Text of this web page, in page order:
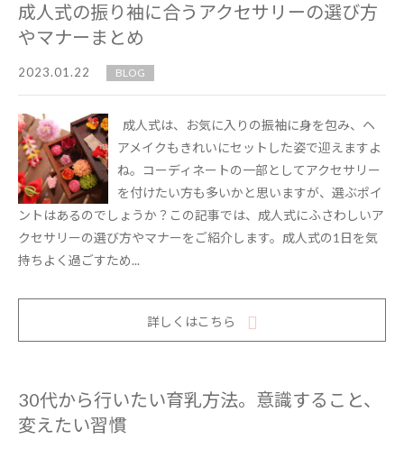
成人式の振り袖に合うアクセサリーの選び方
やマナーまとめ
2023.01.22 BLOG
成人式は、お気に入りの振袖に身を包み、ヘ
アメイクもきれいにセットした姿で迎えますよ
ね。コーディネートの一部としてアクセサリー
を付けたい方も多いかと思いますが、選ぶポイ
ントはあるのでしょうか？この記事では、成人式にふさわしいア
クセサリーの選び方やマナーをご紹介します。成人式の1日を気
持ちよく過ごすため...
詳しくはこちら
30代から行いたい育乳方法。意識すること、
変えたい習慣